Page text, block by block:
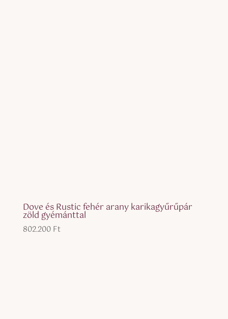
Dove és Rustic fehér arany karikagyűrűpár
zöld gyémánttal
802.200 Ft